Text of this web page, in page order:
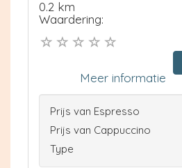
0.2 km
Waardering:
Meer informatie
Prijs van Espresso
Prijs van Cappuccino
Type